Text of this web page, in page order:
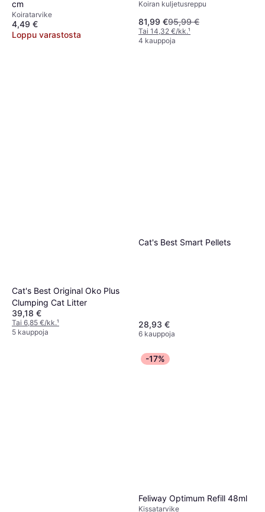
cm
Koiratarvike
4,49 €
Loppu varastosta
Koiran kuljetusreppu
81,99 €95,99 €
Tai 14,32 €/kk.¹
4 kauppoja
Cat's Best Original Oko Plus
Clumping Cat Litter
39,18 €
Tai 6,85 €/kk.¹
5 kauppoja
Cat's Best Smart Pellets
28,93 €
6 kauppoja
-17%
Feliway Optimum Refill 48ml
Kissatarvike